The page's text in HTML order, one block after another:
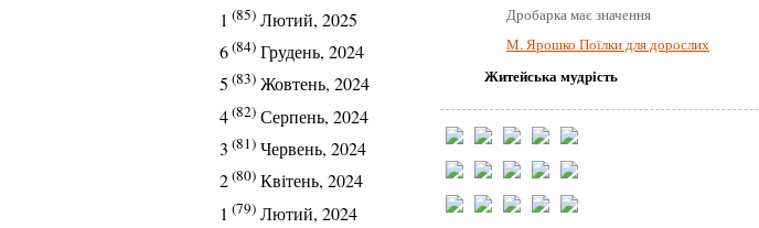
1 (85) Лютий, 2025
6(84) Грудень, 2024
5 (83) Жовтень, 2024
4(82) Серпень, 2024
3 (81) Червень, 2024
2(80) Квітень, 2024
1 (79) Лютий, 2024
Дробарка має значення
М. Ярошко Поїлки для дорослих
Житейська мудрість